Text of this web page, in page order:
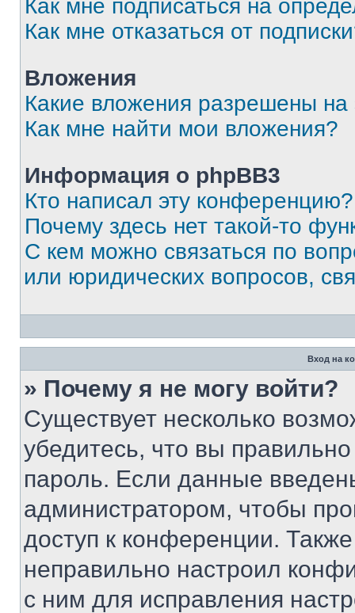
Как мне подписаться на
Как мне отказаться от
Вложения
Какие вложения разрешены
Как мне найти мои вложения?
Информация о phpBB3
Кто написал эту конференцию?
Почему здесь нет такой-то
С кем можно связаться по
или юридических вопросов,
Вход на
» Почему я не могу войти?
Существует несколько
убедитесь, что вы
пароль. Если данные
администратором, чтобы
доступ к конференции.
неправильно настроил
с ним для исправления